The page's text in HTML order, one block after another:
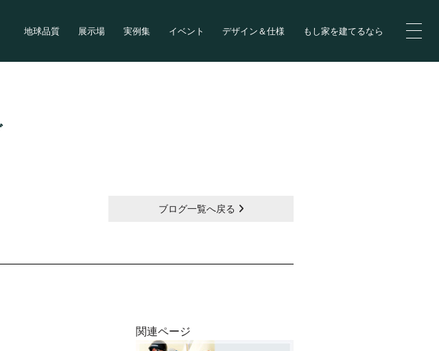
地球品質 展示場 実例集 イベント デザイン＆仕様 もし家を建てるなら
ブログ一覧へ戻る
関連ページ